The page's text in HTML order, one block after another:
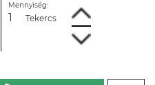
Mennyiség:
Tekercs